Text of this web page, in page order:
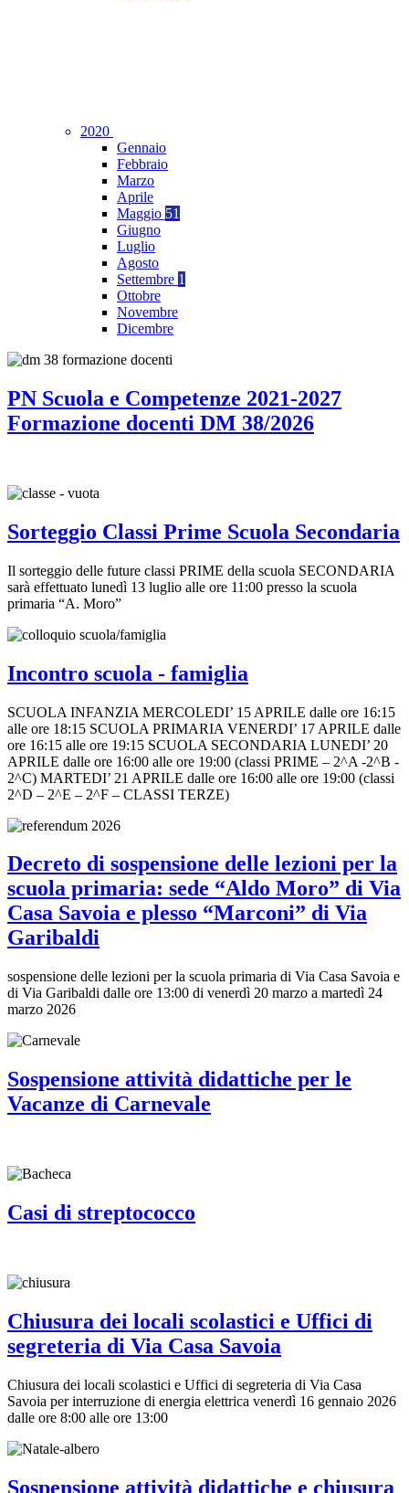
2020
Gennaio
Febbraio
Marzo
Aprile
Maggio 51
Giugno
Luglio
Agosto
Settembre 1
Ottobre
Novembre
Dicembre
PN Scuola e Competenze 2021-2027
Formazione docenti DM 38/2026
Sorteggio Classi Prime Scuola Secondaria
Il sorteggio delle future classi PRIME della scuola SECONDARIA
sarà effettuato lunedì 13 luglio alle ore 11:00 presso la scuola
primaria “A. Moro”
Incontro scuola - famiglia
SCUOLA INFANZIA MERCOLEDI’ 15 APRILE dalle ore 16:15
alle ore 18:15 SCUOLA PRIMARIA VENERDI’ 17 APRILE dalle
ore 16:15 alle ore 19:15 SCUOLA SECONDARIA LUNEDI’ 20
APRILE dalle ore 16:00 alle ore 19:00 (classi PRIME – 2^A -2^B -
2^C) MARTEDI’ 21 APRILE dalle ore 16:00 alle ore 19:00 (classi
2^D – 2^E – 2^F – CLASSI TERZE)
Decreto di sospensione delle lezioni per la
scuola primaria: sede “Aldo Moro” di Via
Casa Savoia e plesso “Marconi” di Via
Garibaldi
sospensione delle lezioni per la scuola primaria di Via Casa Savoia e
di Via Garibaldi dalle ore 13:00 di venerdì 20 marzo a martedì 24
marzo 2026
Sospensione attività didattiche per le
Vacanze di Carnevale
Casi di streptococco
Chiusura dei locali scolastici e Uffici di
segreteria di Via Casa Savoia
Chiusura dei locali scolastici e Uffici di segreteria di Via Casa
Savoia per interruzione di energia elettrica venerdì 16 gennaio 2026
dalle ore 8:00 alle ore 13:00
Sospensione attività didattiche e chiusura